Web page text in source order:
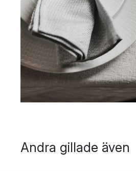
Andra gillade även